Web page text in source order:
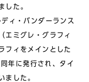
した。
ィ・バンダーランス
エミグレ・グラフィ
フィをメインとした
年に発行され、タイ
ました。